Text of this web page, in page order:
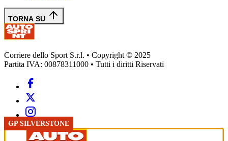
GP SILVERSTONE
TORNA SU
Corriere dello Sport S.r.l. • Copyright © 2025
Partita IVA: 00878311000 • Tutti i diritti Riservati